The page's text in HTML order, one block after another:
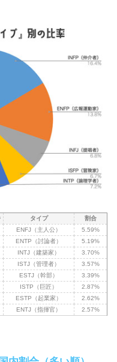
タイプ
割合
ENFJ（主人公）
5.59%
ENTP（討論者）
5.19%
INTJ（建築家）
3.70%
ISTJ（管理者）
3.57%
ESTJ（幹部）
3.39%
ISTP（巨匠）
2.87%
ESTP（起業家）
2.62%
ENTJ（指揮官） 2.57%